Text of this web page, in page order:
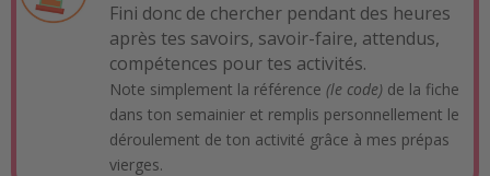
Fini donc de chercher pendant des heures
après tes savoirs, savoir-faire, attendus,
compétences pour tes activités.
Note simplement la référence (le code) de la fiche
dans ton semainier et remplis personnellement le
déroulement de ton activité grâce à mes prépas
vierges.